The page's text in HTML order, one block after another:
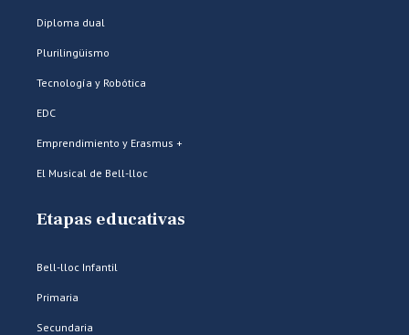
Diploma dual
Plurilingüismo
Tecnología y Robótica
EDC
Emprendimiento y Erasmus +
El Musical de Bell-lloc
Etapas educativas
Bell-lloc Infantil
Primaria
Secundaria